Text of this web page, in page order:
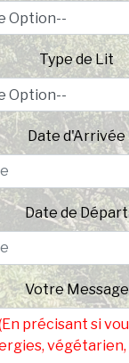
Type de Lit
Date d'Arrivée
Date de Départ
Votre Message